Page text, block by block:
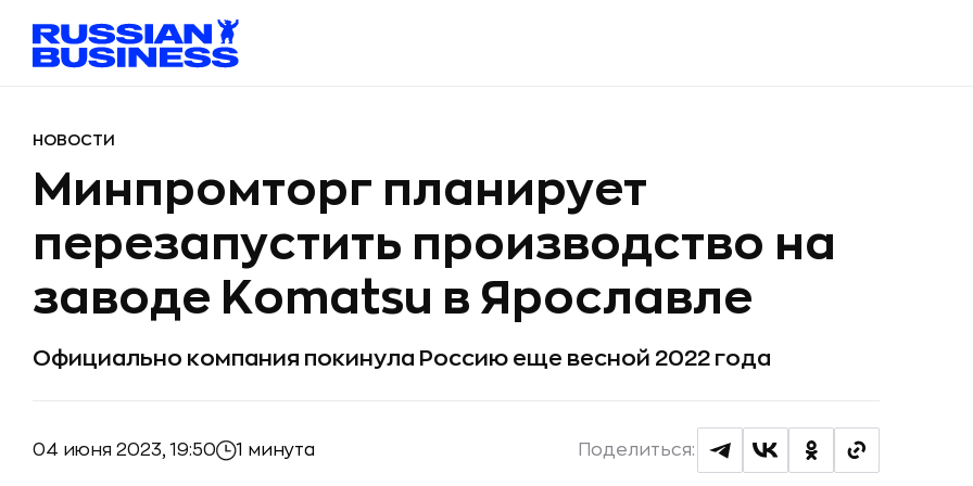
НОВОСТИ
Минпромторг планирует
перезапустить производство на
заводе Komatsu в Ярославле
Официально компания покинула Россию еще весной 2022 года
04 июня 2023, 19:50 1 минута Поделиться: